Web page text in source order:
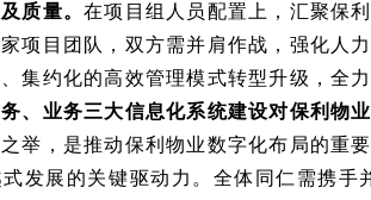
质量。在项目组人员配置上，汇聚保
项目团队，双方需并肩作战，强化人
集约化的高效管理模式转型升级，全
、业务三大信息化系统建设对保利物
举，是推动保利物业数字化布局的重
发展的关键驱动力。全体同仁需携手